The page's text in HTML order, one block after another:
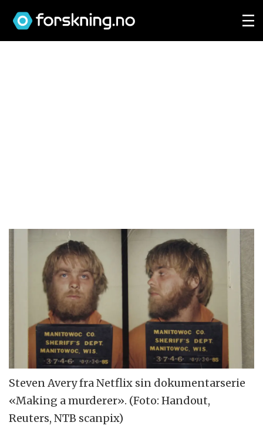
Steven Avery fra Netflix sin dokumentarserie
«Making a murderer». (Foto: Handout,
Reuters, NTB scanpix)